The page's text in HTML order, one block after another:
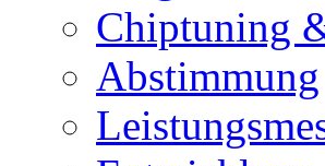
Chiptuning
Abstimmung